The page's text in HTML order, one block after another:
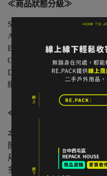
≪商品狀態分級≫
S 級｜全新未使用
A 級｜輕微著用痕跡，無明
B 級｜中度著用痕跡，功能
C 級｜明顯使用痕跡或外觀
D 級｜重度使用 / 長期未使
細評估商品狀況
≪注意事項≫
本店與實體店同步販售，庫
照片已盡量呈現實色，螢幕
尺寸為人工測量，可能有些
多件不同門市商品將併單出